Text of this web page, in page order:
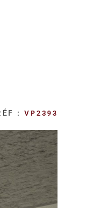
:VP2393